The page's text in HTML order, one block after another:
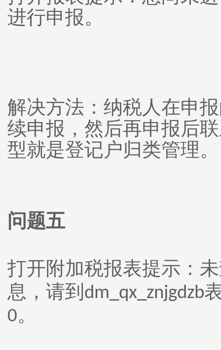
进行申报。
解决方法：纳税人在申
续申报，然后再申报后
型就是登记户归类管理。
问题五
打开附加税报表提示：
息，请到 dm_qx_znjgdzb
0。